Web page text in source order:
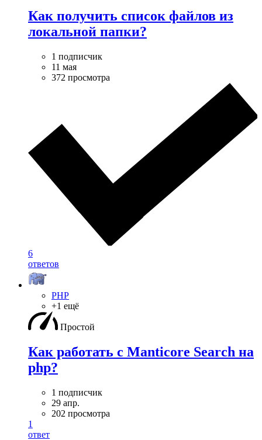
Как получить список файлов из
локальной папки?
1 подписчик
11 мая
372 просмотра
6
ответов
PHP
+1 ещё
Простой
Как работать с Manticore Search на
php?
1 подписчик
29 апр.
202 просмотра
1
ответ